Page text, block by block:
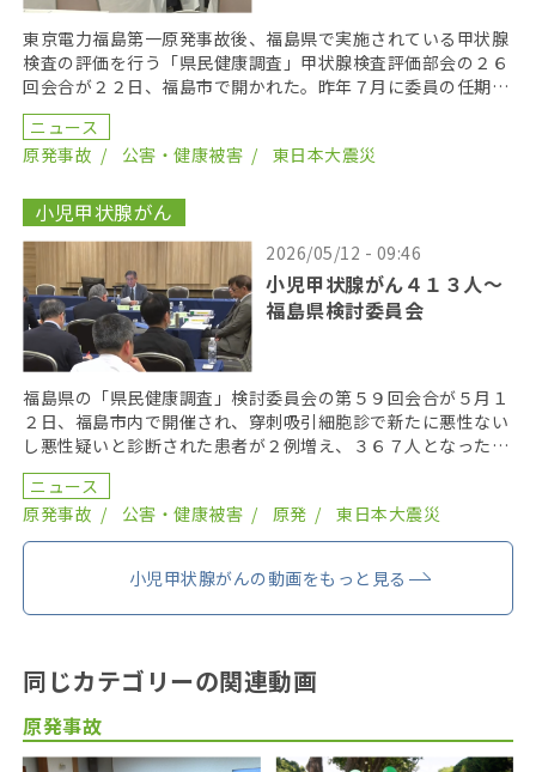
東京電力福島第一原発事故後、福島県で実施されている甲状腺
検査の評価を行う「県民健康調査」甲状腺検査評価部会の２６
回会合が２２日、福島市で開かれた。昨年７月に委員の任期を
終え、委員が改選されてから初の開催となり、鈴木元保内 […]
ニュース
原発事故
公害・健康被害 東日本大震災
小児甲状腺がん
2026/05/12 - 09:46
小児甲状腺がん４１３人〜
福島県検討委員会
福島県の「県民健康調査」検討委員会の第５９回会合が５月１
２日、福島市内で開催され、穿刺吸引細胞診で新たに悪性ない
し悪性疑いと診断された患者が２例増え、３６７人となった。
２０１９年までにがん登録で把握された集計外の患者４７ […]
ニュース
原発事故
公害・健康被害 原発 東日本大震災
小児甲状腺がんの動画をもっと見る
同じカテゴリーの関連動画
原発事故